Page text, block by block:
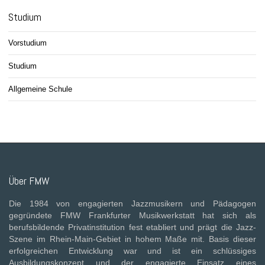
Studium
Vorstudium
Studium
Allgemeine Schule
Über FMW
Die 1984 von engagierten Jazzmusikern und Pädagogen
gegründete FMW Frankfurter Musikwerkstatt hat sich als
berufsbildende Privatinstitution fest etabliert und prägt die Jazz-
Szene im Rhein-Main-Gebiet in hohem Maße mit. Basis dieser
erfolgreichen Entwicklung war und ist ein schlüssiges
Ausbildungskonzept und der engagierte Einsatz eines